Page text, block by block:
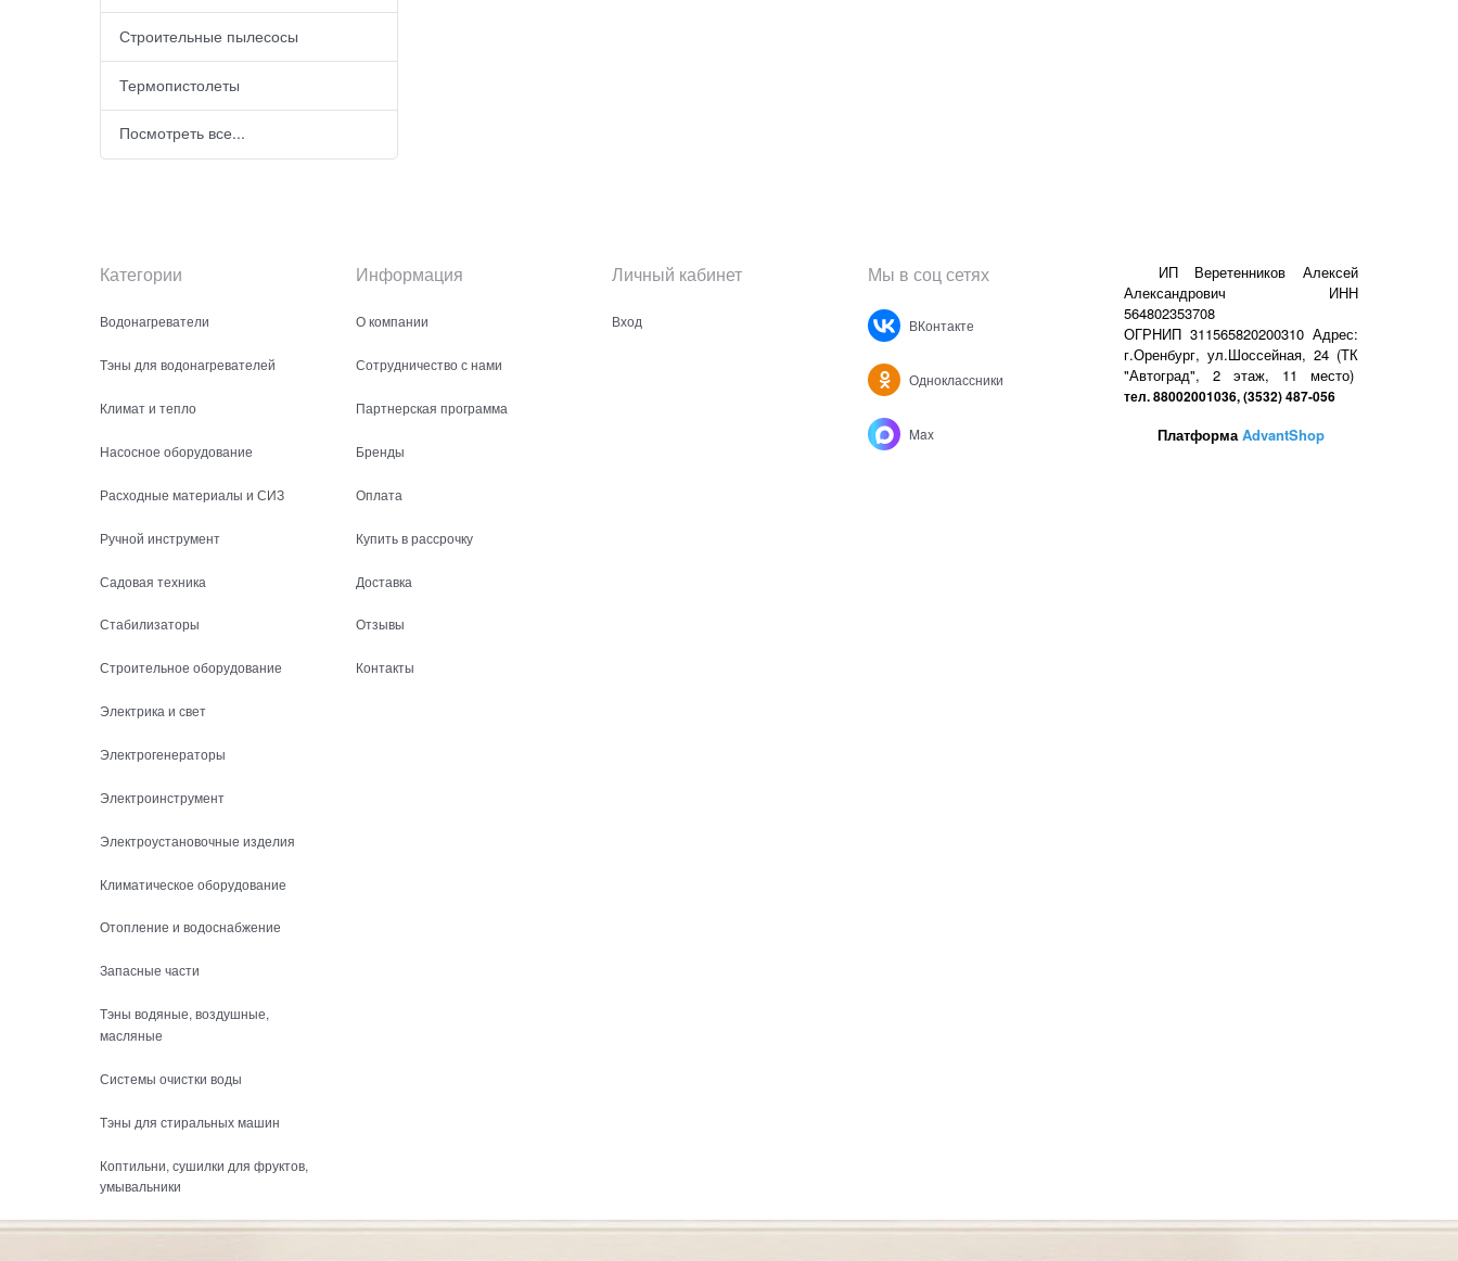
Строительные пылесосы
Термопистолеты
Посмотреть все...
Категории
Водонагреватели
Тэны для водонагревателей
Климат и тепло
Насосное оборудование
Расходные материалы и СИЗ
Ручной инструмент
Садовая техника
Стабилизаторы
Строительное оборудование
Электрика и свет
Электрогенераторы
Электроинструмент
Электроустановочные изделия
Климатическое оборудование
Отопление и водоснабжение
Запасные части
Тэны водяные, воздушные,
масляные
Системы очистки воды
Тэны для стиральных машин
Коптильни, сушилки для фруктов,
умывальники
Информация
О компании
Сотрудничество с нами
Партнерская программа
Бренды
Оплата
Купить в рассрочку
Доставка
Отзывы
Контакты
Личный кабинет
Вход
Мы в соц сетях
ВКонтакте
Одноклассники
Max
ИП Веретенников Алексей
Александрович ИНН
564802353708
ОГРНИП 311565820200310 Адрес:
г.Оренбург, ул.Шоссейная, 24 (ТК
"Автоград", 2 этаж, 11 место)
тел. 88002001036, (3532) 487-056
ПлатформаAdvantShop